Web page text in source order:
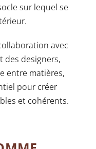
sur lequel se
avec
des designers,
entre matières,
pour créer
et cohérents.